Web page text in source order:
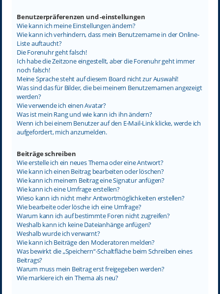
Benutzerpräferenzen und -einstellungen
Wie kann ich meine Einstellungen ändern?
Wie kann ich verhindern, dass mein Benutzername in der Online-
Liste auftaucht?
Die Forenuhr geht falsch!
Ich habe die Zeitzone eingestellt, aber die Forenuhr geht immer
noch falsch!
Meine Sprache steht auf diesem Board nicht zur Auswahl!
Was sind das für Bilder, die bei meinem Benutzernamen angezeigt
werden?
Wie verwende ich einen Avatar?
Was ist mein Rang und wie kann ich ihn ändern?
Wenn ich bei einem Benutzer auf den E-Mail-Link klicke, werde ich
aufgefordert, mich anzumelden.
Beiträge schreiben
Wie erstelle ich ein neues Thema oder eine Antwort?
Wie kann ich einen Beitrag bearbeiten oder löschen?
Wie kann ich meinem Beitrag eine Signatur anfügen?
Wie kann ich eine Umfrage erstellen?
Wieso kann ich nicht mehr Antwortmöglichkeiten erstellen?
Wie bearbeite oder lösche ich eine Umfrage?
Warum kann ich auf bestimmte Foren nicht zugreifen?
Weshalb kann ich keine Dateianhänge anfügen?
Weshalb wurde ich verwarnt?
Wie kann ich Beiträge den Moderatoren melden?
Was bewirkt die „Speichern“-Schaltfläche beim Schreiben eines
Beitrags?
Warum muss mein Beitrag erst freigegeben werden?
Wie markiere ich ein Thema als neu?